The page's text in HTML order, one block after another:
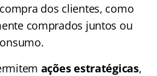
dos clientes, como
comprados juntos ou
ações estratégicas,